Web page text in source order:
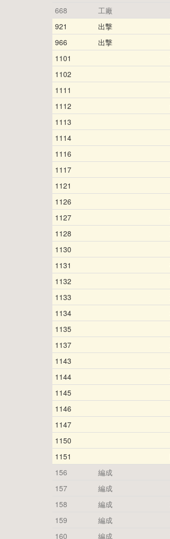
668
工廠
921
出撃
966
出撃
1101
1102
1111
1112
1113
1114
1116
1117
1121
1126
1127
1128
1130
1131
1132
1133
1134
1135
1137
1143
1144
1145
1146
1147
1150
1151
156
編成
157
編成
158
編成
159
編成
160
編成